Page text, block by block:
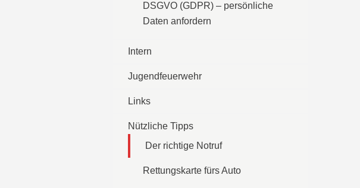
DSGVO (GDPR) – persönliche
Daten anfordern
Intern
Jugendfeuerwehr
Links
Nützliche Tipps
Der richtige Notruf
Rettungskarte fürs Auto